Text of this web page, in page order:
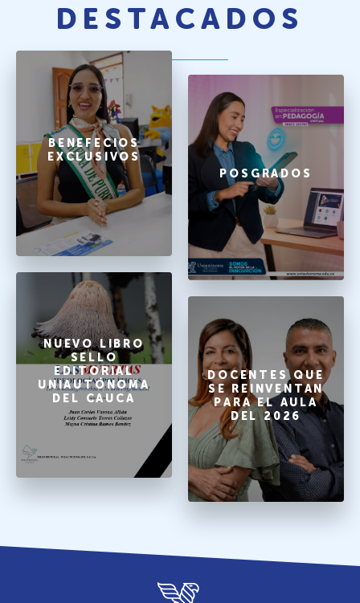
DESTACADOS
BENEFECIOS
EXCLUSIVOS
POSGRADOS
NUEVO LIBRO
SELLO
EDITORIAL
UNIAUTÓNOMA
DEL CAUCA
DOCENTES QUE
SE REINVENTAN
PARA EL AULA
DEL 2026